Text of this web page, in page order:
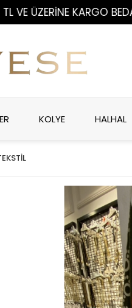
KARGO BEDAVA!
KOLYE HALHAL